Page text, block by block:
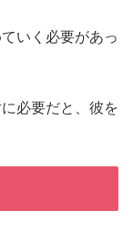
いく必要があっ
必要だと、彼を